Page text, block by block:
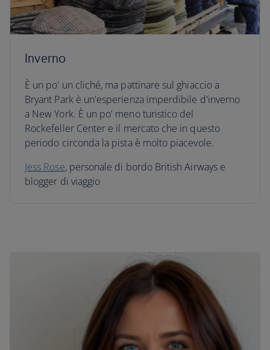
Inverno
È un po' un cliché, ma pattinare sul ghiaccio a
Bryant Park è un'esperienza imperdibile d'inverno
a New York. È un po' meno turistico del
Rockefeller Center e il mercato che in questo
periodo circonda la pista è molto piacevole.
Jess Rose, personale di bordo British Airways e
blogger di viaggio